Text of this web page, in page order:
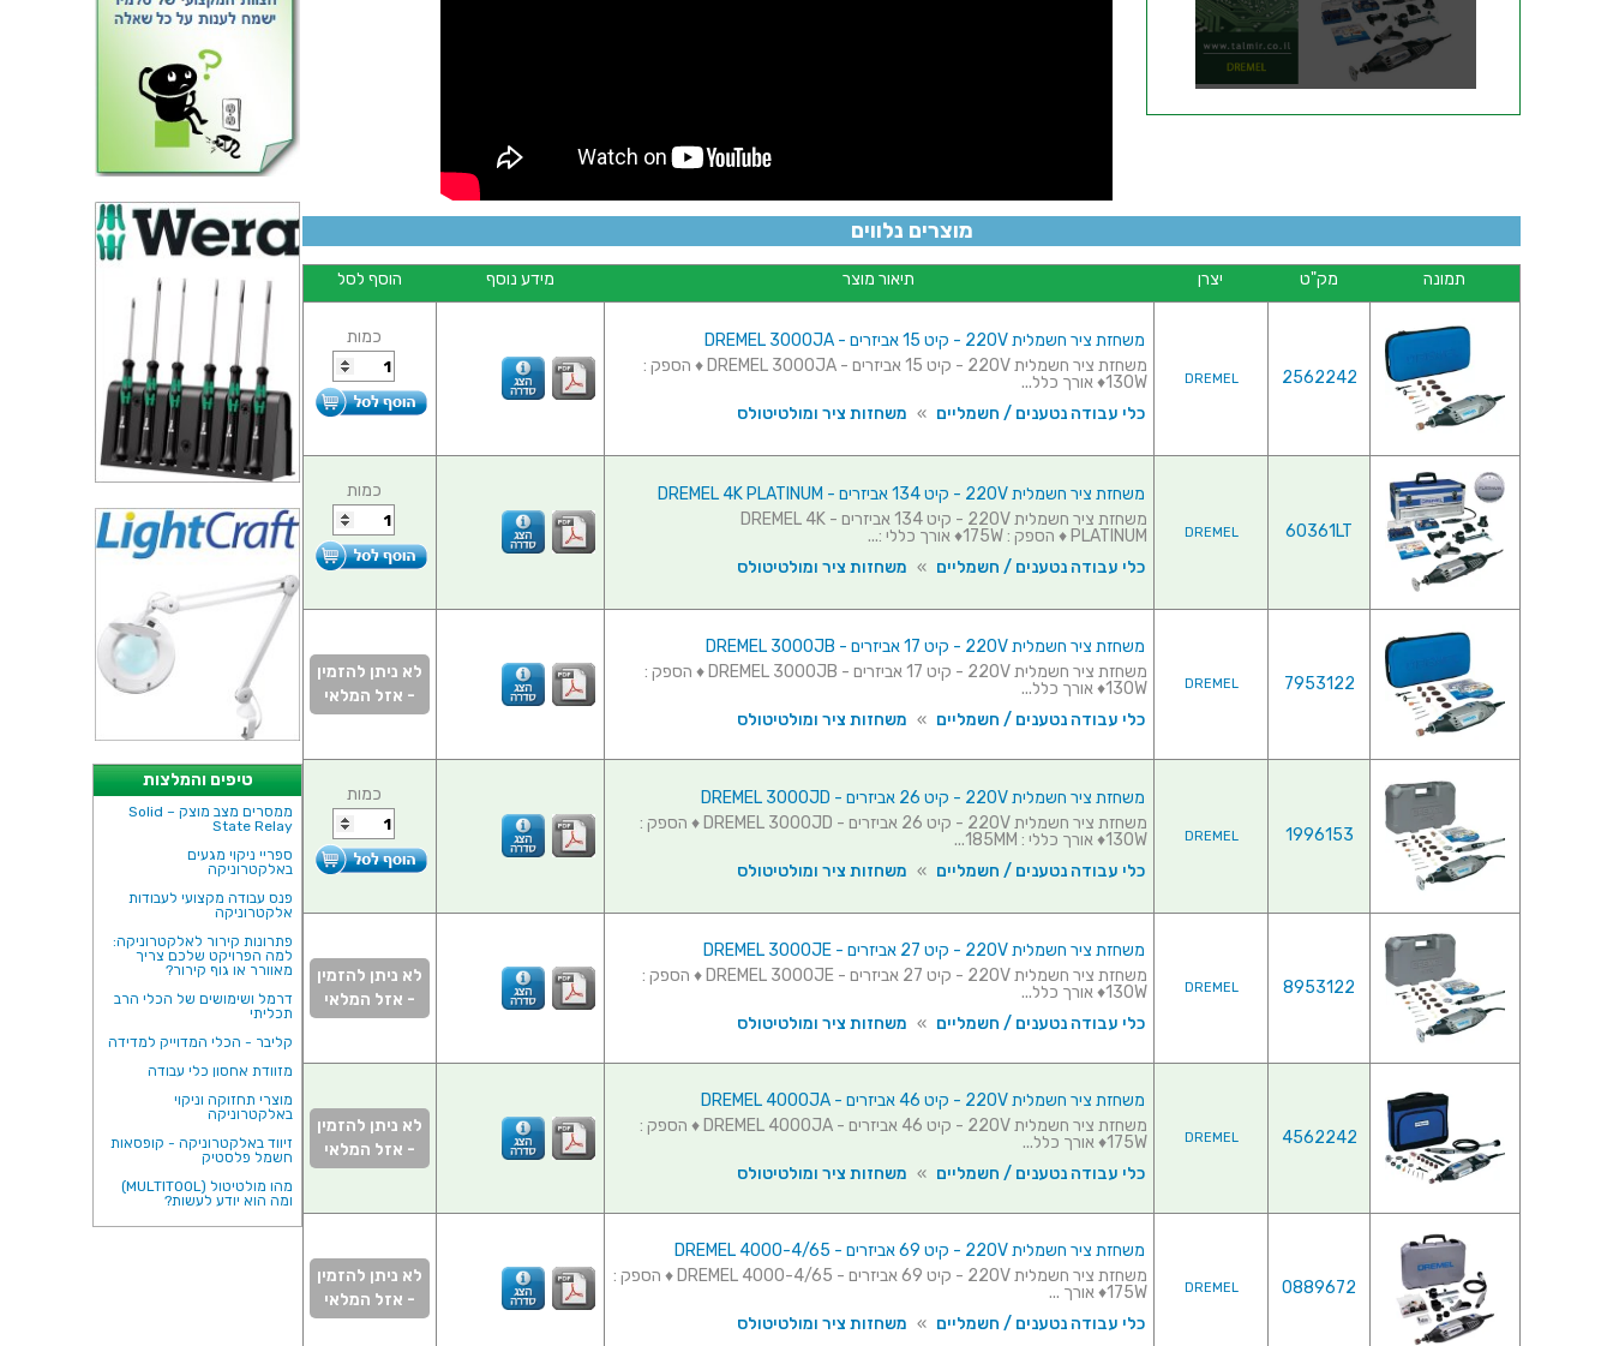
טיפים והמלצות
ממסרים מצב מוצק – Solid
State Relay
ספריי ניקוי מגעים
באלקטרוניקה
פנס עבודה מקצועי לעבודות
אלקטרוניקה
פתרונות קירור לאלקטרוניקה:
למה הפרויקט שלכם צריך
מאוורר או גוף קירור?
דרמל ושימושים של הכלי הרב
תכליתי
קליבר - הכלי המדוייק למדידה
מזוודת אחסון כלי עבודה
מוצרי תחזוקה וניקוי
באלקטרוניקה
זיווד באלקטרוניקה - קופסאות
חשמל פלסטיק
מהו מולטיטול (MULTITOOL)
ומה הוא יודע לעשות?
מוצרים נלווים
תמונה מק"ט יצרן תיאור מוצר מידע נוסף הוסף לסל
2562242
DREMEL
משחזת ציר חשמלית 220V - קיט 15 אביזרים - DREMEL 3000JA
משחזת ציר חשמלית 220V - קיט 15 אביזרים - DREMEL 3000JA ♦ הספק :
130W♦ אורך כלל...
כלי עבודה נטענים / חשמליים » משחזות ציר ומולטיטולס
כמות
60361LT
DREMEL
משחזת ציר חשמלית 220V - קיט 134 אביזרים - DREMEL 4K PLATINUM
משחזת ציר חשמלית 220V - קיט 134 אביזרים - DREMEL 4K
PLATINUM ♦ הספק : 175W♦ אורך כללי :...
כלי עבודה נטענים / חשמליים » משחזות ציר ומולטיטולס
כמות
7953122
DREMEL
משחזת ציר חשמלית 220V - קיט 17 אביזרים - DREMEL 3000JB
משחזת ציר חשמלית 220V - קיט 17 אביזרים - DREMEL 3000JB ♦ הספק :
130W♦ אורך כלל...
כלי עבודה נטענים / חשמליים » משחזות ציר ומולטיטולס
לא ניתן להזמין
- אזל המלאי
1996153
DREMEL
משחזת ציר חשמלית 220V - קיט 26 אביזרים - DREMEL 3000JD
משחזת ציר חשמלית 220V - קיט 26 אביזרים - DREMEL 3000JD ♦ הספק :
130W♦ אורך כללי : 185MM...
כלי עבודה נטענים / חשמליים » משחזות ציר ומולטיטולס
כמות
8953122
DREMEL
משחזת ציר חשמלית 220V - קיט 27 אביזרים - DREMEL 3000JE
משחזת ציר חשמלית 220V - קיט 27 אביזרים - DREMEL 3000JE ♦ הספק :
130W♦ אורך כלל...
כלי עבודה נטענים / חשמליים » משחזות ציר ומולטיטולס
לא ניתן להזמין
- אזל המלאי
4562242
DREMEL
משחזת ציר חשמלית 220V - קיט 46 אביזרים - DREMEL 4000JA
משחזת ציר חשמלית 220V - קיט 46 אביזרים - DREMEL 4000JA ♦ הספק :
175W♦ אורך כלל...
כלי עבודה נטענים / חשמליים » משחזות ציר ומולטיטולס
לא ניתן להזמין
- אזל המלאי
0889672
DREMEL
משחזת ציר חשמלית 220V - קיט 69 אביזרים - DREMEL 4000-4/65
משחזת ציר חשמלית 220V - קיט 69 אביזרים - DREMEL 4000-4/65 ♦ הספק :
175W♦ אורך ...
כלי עבודה נטענים / חשמליים » משחזות ציר ומולטיטולס
לא ניתן להזמין
- אזל המלאי